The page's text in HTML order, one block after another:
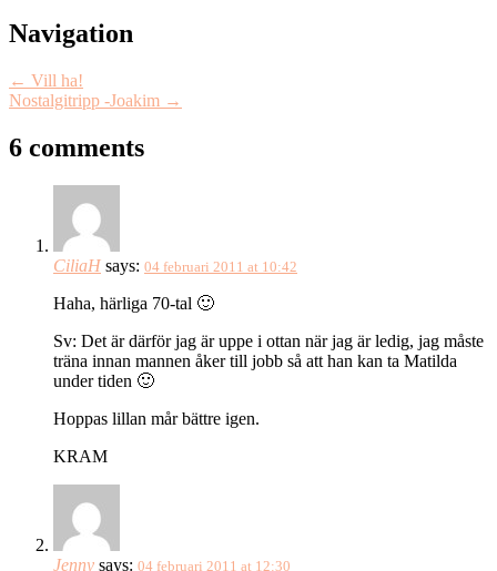
Navigation
← Vill ha!
Nostalgitripp -Joakim →
6 comments
CiliaH says: 04 februari 2011 at 10:42
Haha, härliga 70-tal 🙂
Sv: Det är därför jag är uppe i ottan när jag är ledig, jag måste
träna innan mannen åker till jobb så att han kan ta Matilda
under tiden 🙂
Hoppas lillan mår bättre igen.
KRAM
Jenny says: 04 februari 2011 at 12:30